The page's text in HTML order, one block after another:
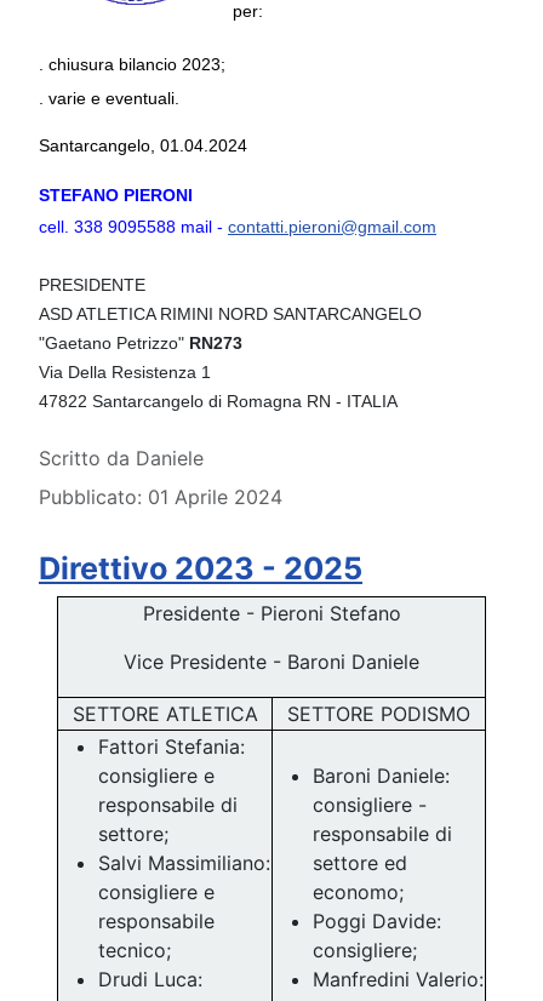
per:
. chiusura bilancio 2023;
. varie e eventuali.
Santarcangelo, 01.04.2024
STEFANO PIERONI
cell. 338 9095588 mail - contatti.pieroni@gmail.com
PRESIDENTE
ASD ATLETICA RIMINI NORD SANTARCANGELO
"Gaetano Petrizzo" RN273
Via Della Resistenza 1
47822 Santarcangelo di Romagna RN - ITALIA
Dettagli
Scritto da Daniele
Pubblicato: 01 Aprile 2024
Direttivo 2023 - 2025
Presidente - Pieroni Stefano
Vice Presidente - Baroni Daniele
SETTORE ATLETICA
SETTORE PODISMO
Fattori Stefania:
consigliere e
responsabile di
settore;
Salvi Massimiliano:
consigliere e
responsabile
tecnico;
Drudi Luca:
Baroni Daniele:
consigliere -
responsabile di
settore ed
economo;
Poggi Davide:
consigliere;
Manfredini Valerio: